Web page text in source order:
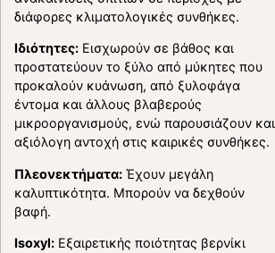
διάφορες κλιματολογικές συνθήκες.
Ιδιότητες: Εισχωρούν σε βάθος και
προστατεύουν το ξύλο από μύκητες που
προκαλούν κυάνωση, από ξυλοφάγα
έντομα και άλλους βλαβερούς
μικροοργανισμούς, ενώ παρουσιάζουν και
αξιόλογη αντοχή στις καιρικές συνθήκες.
Πλεονεκτήματα: Έχουν μεγάλη
καλυπτικότητα. Μπορούν να δεχθούν
βαφή.
Isoxyl: Εξαιρετικής ποιότητας βερνίκι